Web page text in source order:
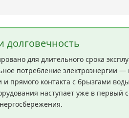
долговечность
для длительного срока
потребление электроэнергии
прямого контакта с брызгами
наступает уже в первый